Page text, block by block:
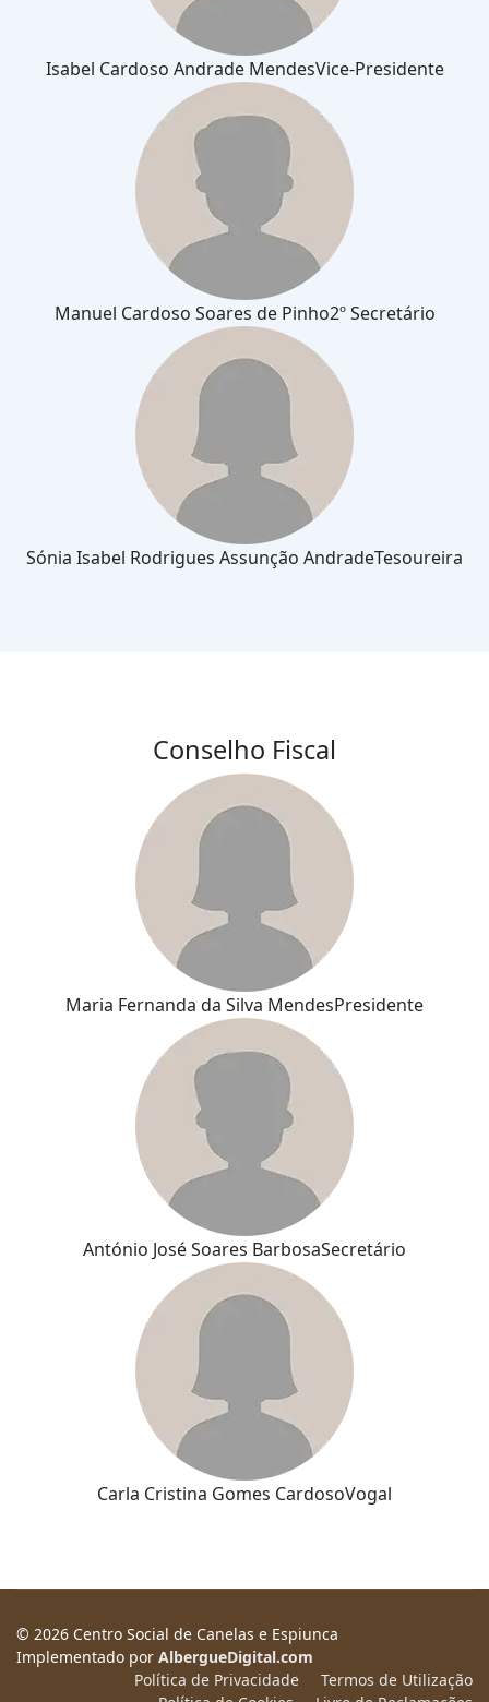
Isabel Cardoso Andrade MendesVice-Presidente
Manuel Cardoso Soares de Pinho2º Secretário
Sónia Isabel Rodrigues Assunção AndradeTesoureira
Conselho Fiscal
Maria Fernanda da Silva MendesPresidente
António José Soares BarbosaSecretário
Carla Cristina Gomes CardosoVogal
© 2026 Centro Social de Canelas e Espiunca
Implementado por AlbergueDigital.com
Política de Privacidade
Termos de Utilização